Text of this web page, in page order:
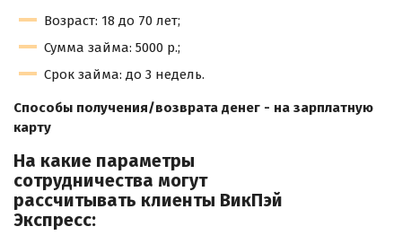
Возраст: 18 до 70 лет;
Сумма займа: 5000 р.;
Срок займа: до 3 недель.
Способы получения/возврата денег - на зарплатную
карту
На какие параметры
сотрудничества могут
рассчитывать клиенты ВикПэй
Экспресс: